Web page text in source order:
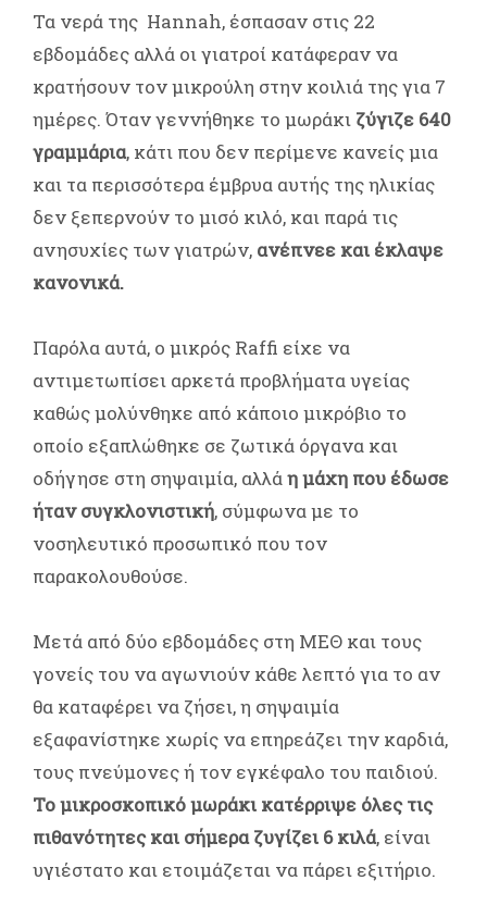
Τα νερά της Hannah, έσπασαν στις 22
εβδομάδες αλλά οι γιατροί κατάφεραν να
κρατήσουν τον μικρούλη στην κοιλιά της για 7
ημέρες. Όταν γεννήθηκε το μωράκι ζύγιζε 640
γραμμάρια, κάτι που δεν περίμενε κανείς μια
και τα περισσότερα έμβρυα αυτής της ηλικίας
δεν ξεπερνούν το μισό κιλό, και παρά τις
ανησυχίες των γιατρών, ανέπνεε και έκλαψε
κανονικά.
Παρόλα αυτά, ο μικρός Raffi είχε να
αντιμετωπίσει αρκετά προβλήματα υγείας
καθώς μολύνθηκε από κάποιο μικρόβιο το
οποίο εξαπλώθηκε σε ζωτικά όργανα και
οδήγησε στη σηψαιμία, αλλάη μάχη που έδωσε
ήταν συγκλονιστική, σύμφωνα με το
νοσηλευτικό προσωπικό που τον
παρακολουθούσε.
Μετά από δύο εβδομάδες στη ΜΕΘ και τους
γονείς του να αγωνιούν κάθε λεπτό για το αν
θα καταφέρει να ζήσει, η σηψαιμία
εξαφανίστηκε χωρίς να επηρεάζει την καρδιά,
τους πνεύμονες ή τον εγκέφαλο του παιδιού.
Το μικροσκοπικό μωράκι κατέρριψε όλες τις
πιθανότητες και σήμερα ζυγίζει 6 κιλά, είναι
υγιέστατο και ετοιμάζεται να πάρει εξιτήριο.